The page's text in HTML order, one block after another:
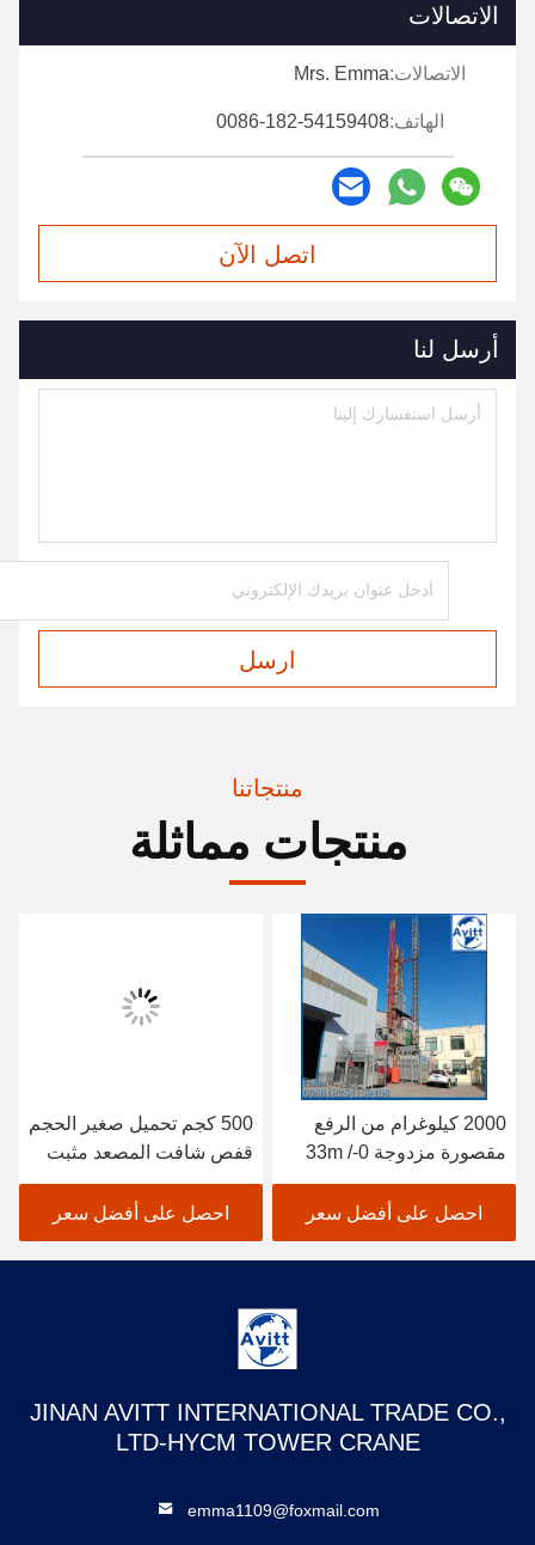
الاتصالات
الاتصالات:Mrs. Emma
الهاتف:0086-182-54159408
اتصل الآن
أرسل لنا
ارسل
منتجاتنا
منتجات مماثلة
2000 كيلوغرام من الرفع
مقصورة مزدوجة 0-33m /
min سرعة سلسة عاكس
التحكم في المباني المصاعد
احصل على أفضل سعر
500 كجم تحميل صغير الحجم
قفص شافت المصعد مثبت
داخل عمود البئر
احصل على أفضل سعر
JINAN AVITT INTERNATIONAL TRADE CO.,
LTD-HYCM TOWER CRANE
emma1109@foxmail.com